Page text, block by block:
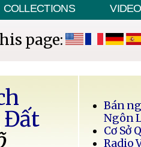
COLLECTIONS VIDEO
page:
Đất
Bán
Ngôn
Cơ Sở
Radio